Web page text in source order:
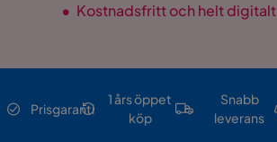
• Kostnadsfritt och helt digitalt
Prisgaranti
1 års öppet
köp
Snabb
leverans